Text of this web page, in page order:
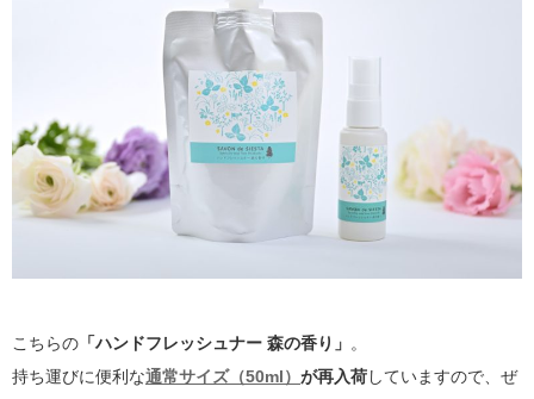
こちらの 「ハンドフレッシュナー 森の香り」 。
持ち運びに便利な通常サイズ（50ml） が再入荷していますので、ぜ